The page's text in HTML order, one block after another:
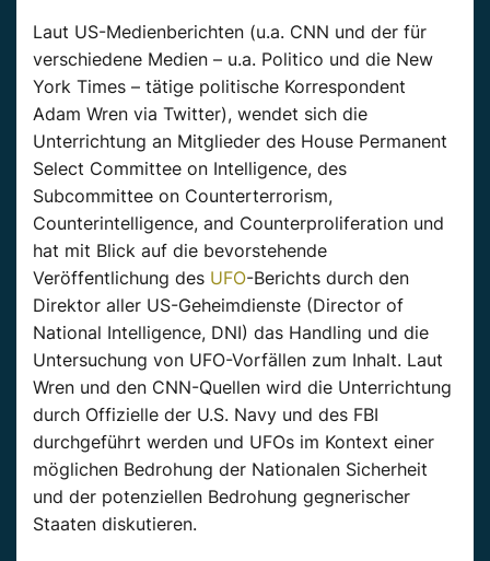
Laut US-Medienberichten (u.a. CNN und der für
verschiedene Medien – u.a. Politico und die New
York Times – tätige politische Korrespondent
Adam Wren via Twitter), wendet sich die
Unterrichtung an Mitglieder des House Permanent
Select Committee on Intelligence, des
Subcommittee on Counterterrorism,
Counterintelligence, and Counterproliferation und
hat mit Blick auf die bevorstehende
Veröffentlichung des UFO-Berichts durch den
Direktor aller US-Geheimdienste (Director of
National Intelligence, DNI) das Handling und die
Untersuchung von UFO-Vorfällen zum Inhalt. Laut
Wren und den CNN-Quellen wird die Unterrichtung
durch Offizielle der U.S. Navy und des FBI
durchgeführt werden und UFOs im Kontext einer
möglichen Bedrohung der Nationalen Sicherheit
und der potenziellen Bedrohung gegnerischer
Staaten diskutieren.